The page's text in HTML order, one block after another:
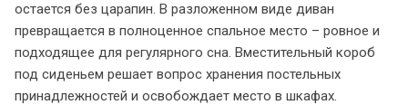
остается без царапин. В разложенном виде диван
превращается в полноценное спальное место – ровное и
подходящее для регулярного сна. Вместительный короб
под сиденьем решает вопрос хранения постельных
принадлежностей и освобождает место в шкафах.